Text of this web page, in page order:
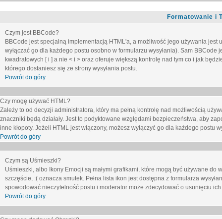
Formatowanie i
Czym jest BBCode?
BBCode jest specjalną implementacją HTML'a, a możliwość jego używania
wyłączać go dla każdego postu osobno w formularzu wysyłania). Sam
kwadratowych [ i ] a nie < i > oraz oferuje większą kontrolę nad tym co i jak
którego dostaniesz się ze strony wysyłania postu.
Powrót do góry
Czy mogę używać HTML?
Zależy to od decyzji administratora, który ma pełną kontrolę nad możliwością
znaczniki będą działały. Jest to podyktowane względami bezpieczeństwa, aby
inne kłopoty. Jeżeli HTML jest włączony, możesz wyłączyć go dla każdego
Powrót do góry
Czym są Uśmieszki?
Uśmieszki, albo Ikony Emocji są małymi grafikami, które mogą być używane
szczęście, :( oznacza smutek. Pełna lista ikon jest dostępna z formularza
spowodować nieczytelność postu i moderator może zdecydować o usunięciu ich
Powrót do góry